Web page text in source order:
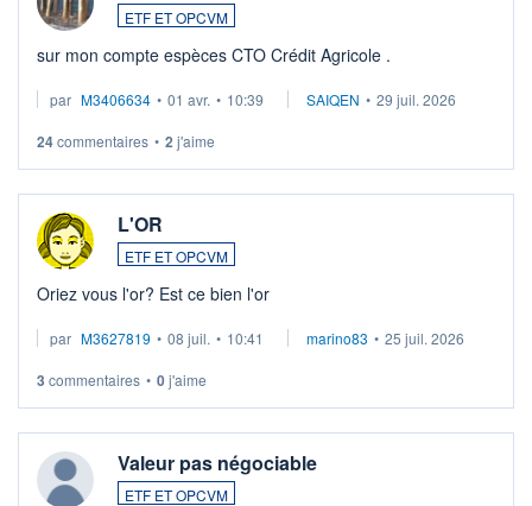
ETF ET OPCVM
sur mon compte espèces CTO Crédit Agricole .
par M3406634 • 01 avr. • 10:39 SAIQEN • 29 juil. 2026
24commentaires • 2 j'aime
L'OR
ETF ET OPCVM
Oriez vous l'or? Est ce bien l'or
par M3627819 • 08 juil. • 10:41 marino83 • 25 juil. 2026
3 commentaires • 0j'aime
Valeur pas négociable
ETF ET OPCVM